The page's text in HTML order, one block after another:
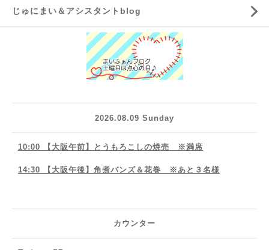
じゅにまい＆アシスタントblog
2026.08.09 Sunday
10:00 【大阪午前】とうもろこしの焼売 ※満席
14:30 【大阪午後】角煮バンズ＆花巻 ※あと３名様
カウンター